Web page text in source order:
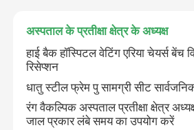
अस्पताल के प्रतीक्षा क्षेत्र के अध्यक्ष
हाई बैक हॉस्पिटल वेटिंग एरिया चेयर्स बेंच
रिसेप्शन
धातु स्टील फ्रेम पु सामग्री सीट सार्वजनिक
रंग वैकल्पिक अस्पताल प्रतीक्षा क्षेत्र
जाल प्रकार लंबे समय का उपयोग करें